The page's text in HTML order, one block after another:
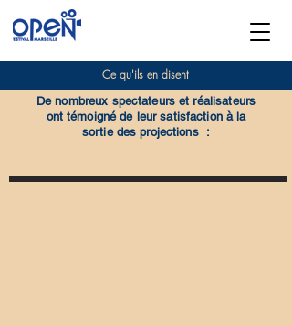
Ce qu'ils en disent
De nombreux spectateurs et réalisateurs
ont témoigné de leur satisfaction à la
sortie des projections :